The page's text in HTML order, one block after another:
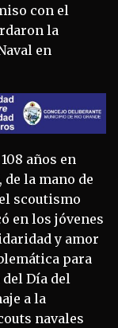
con el
la
en
años en
de la mano de
scoutismo
en los jóvenes
y amor
para
Día del
a la
navales